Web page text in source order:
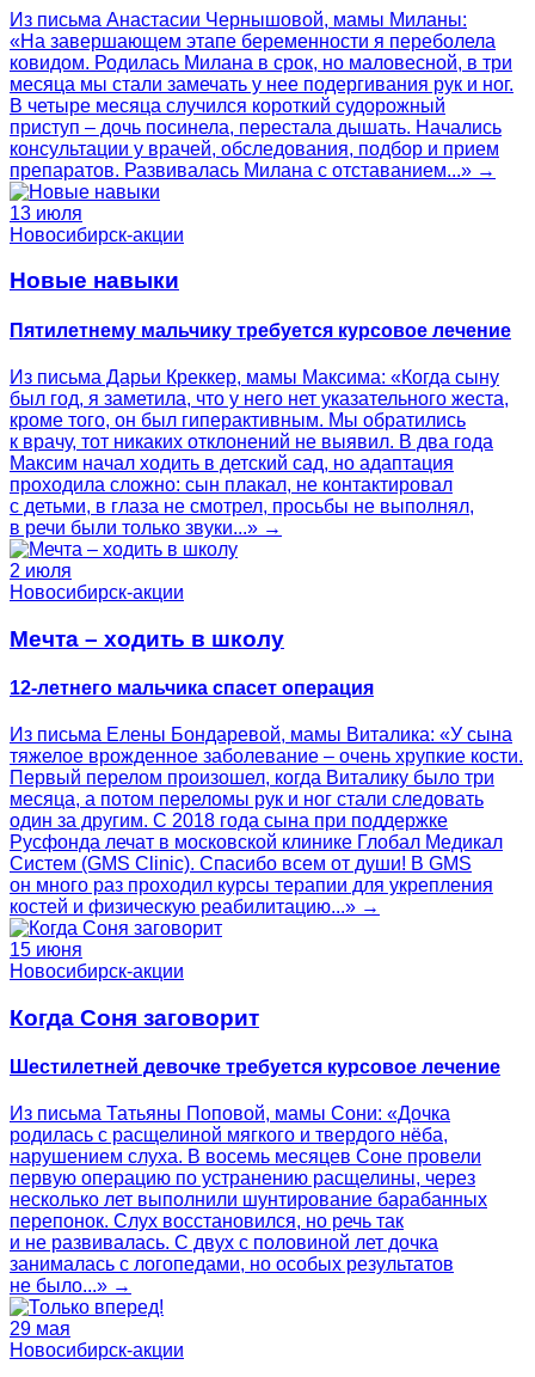
Из письма Анастасии Чернышовой, мамы Миланы:
«На завершающем этапе беременности я переболела
ковидом. Родилась Милана в срок, но маловесной, в три
месяца мы стали замечать у нее подергивания рук и ног.
В четыре месяца случился короткий судорожный
приступ – дочь посинела, перестала дышать. Начались
консультации у врачей, обследования, подбор и прием
препаратов. Развивалась Милана с отставанием...» →
13 июля
Новосибирск-акции
Новые навыки
Пятилетнему мальчику требуется курсовое лечение
Из письма Дарьи Креккер, мамы Максима: «Когда сыну
был год, я заметила, что у него нет указательного жеста,
кроме того, он был гиперактивным. Мы обратились
к врачу, тот никаких отклонений не выявил. В два года
Максим начал ходить в детский сад, но адаптация
проходила сложно: сын плакал, не контактировал
с детьми, в глаза не смотрел, просьбы не выполнял,
в речи были только звуки...» →
2 июля
Новосибирск-акции
Мечта – ходить в школу
12-летнего мальчика спасет операция
Из письма Елены Бондаревой, мамы Виталика: «У сына
тяжелое врожденное заболевание – очень хрупкие кости.
Первый перелом произошел, когда Виталику было три
месяца, а потом переломы рук и ног стали следовать
один за другим. С 2018 года сына при поддержке
Русфонда лечат в московской клинике Глобал Медикал
Систем (GMS Clinic). Спасибо всем от души! В GMS
он много раз проходил курсы терапии для укрепления
костей и физическую реабилитацию...» →
15 июня
Новосибирск-акции
Когда Соня заговорит
Шестилетней девочке требуется курсовое лечение
Из письма Татьяны Поповой, мамы Сони: «Дочка
родилась с расщелиной мягкого и твердого нёба,
нарушением слуха. В восемь месяцев Соне провели
первую операцию по устранению расщелины, через
несколько лет выполнили шунтирование барабанных
перепонок. Слух восстановился, но речь так
и не развивалась. С двух с половиной лет дочка
занималась с логопедами, но особых результатов
не было...» →
29 мая
Новосибирск-акции